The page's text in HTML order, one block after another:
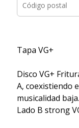
Tapa VG+
Disco VG+
A, coexistiendo
musicalidad
Lado B strong